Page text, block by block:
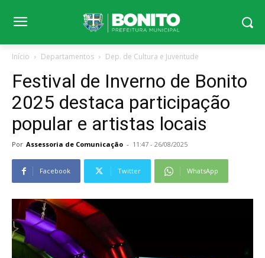
Início Departamentos Dep. de Cultura e Juventude
Festival de Inverno de Bonito
2025 destaca participação
popular e artistas locais
Por Assessoria de Comunicação - 11:47 - 26/08/2025
Facebook Twitter WhatsApp